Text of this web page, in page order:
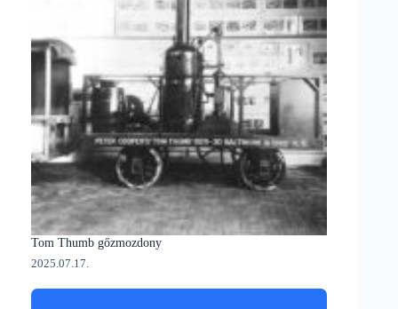
Tom Thumb gőzmozdony
2025.07.17.